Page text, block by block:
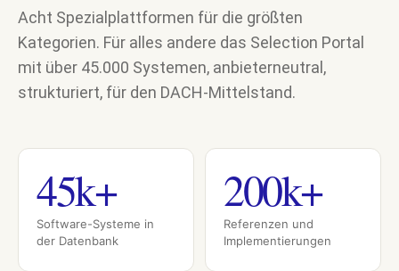
Acht Spezialplattformen für die größten
Kategorien. Für alles andere das Selection Portal
mit über 45.000 Systemen, anbieterneutral,
strukturiert, für den DACH-Mittelstand.
45k+
Software-Systeme in
der Datenbank
200k+
Referenzen und
Implementierungen